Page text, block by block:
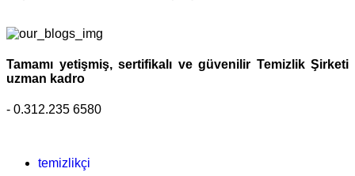
Tamamı yetişmiş, sertifikalı ve güvenilir Temizlik Şirketi
uzman kadro
- 0.312.235 6580
temizlikçi